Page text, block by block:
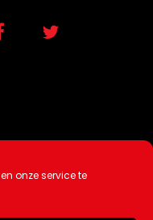
onze service te
doorAtSea